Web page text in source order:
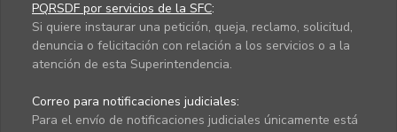
PQRSDF por servicios de la SFC:
Si quiere instaurar una petición, queja, reclamo, solicitud,
denuncia o felicitación con relación a los servicios o a la
atención de esta Superintendencia.
Correo para notificaciones judiciales:
Para el envío de notificaciones judiciales únicamente está